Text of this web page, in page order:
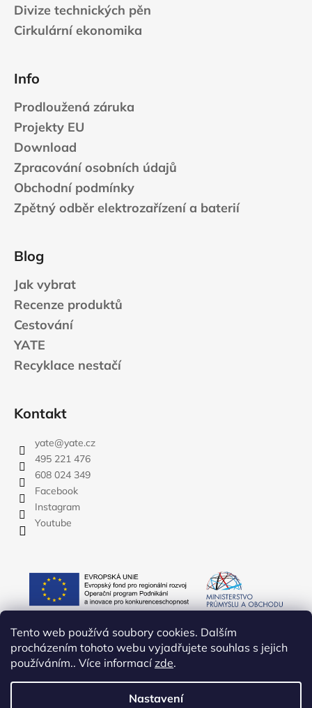
Tento web používá soubory cookies. Dalším
procházením tohoto webu vyjadřujete souhlas s jejich
používáním.. Více informacízde.
Nastavení
Divize technických pěn
Cirkulární ekonomika
Info
Prodloužená záruka
Projekty EU
Download
Zpracování osobních údajů
Obchodní podmínky
Zpětný odběr elektrozařízení a baterií
Blog
Jak vybrat
Recenze produktů
Cestování
YATE
Recyklace nestačí
Kontakt
yate@yate.cz
495 221 476
608 024 349
Facebook
Instagram
Youtube